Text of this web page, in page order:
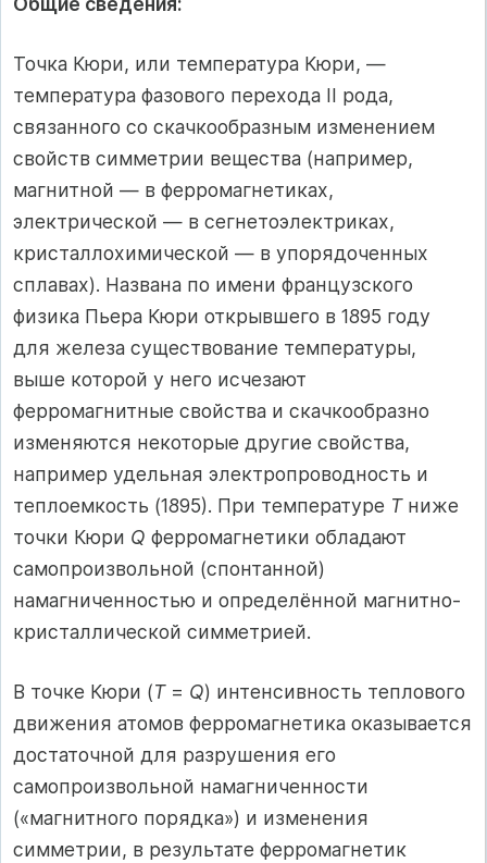
Точка Кюри, или температура Кюри, —
температура фазового перехода II рода,
связанного со скачкообразным изменением
свойств симметрии вещества (например,
магнитной — в ферромагнетиках,
электрической — в сегнетоэлектриках,
кристаллохимической — в упорядоченных
сплавах). Названа по имени французского
физика Пьера Кюри открывшего в 1895 году
для железа существование температуры,
выше которой у него исчезают
ферромагнитные свойства и скачкообразно
изменяются некоторые другие свойства,
например удельная электропроводность и
теплоемкость (1895). При температуре Tниже
точки Кюри Q ферромагнетики обладают
самопроизвольной (спонтанной)
намагниченностью и определённой магнитно-
кристаллической симметрией.
В точке Кюри (T= Q) интенсивность теплового
движения атомов ферромагнетика оказывается
достаточной для разрушения его
самопроизвольной намагниченности
(«магнитного порядка») и изменения
симметрии, в результате ферромагнетик